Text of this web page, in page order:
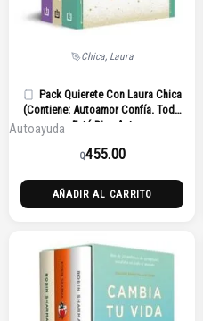
Chica, Laura
Pack Quierete Con Laura Chica
(Contiene: Autoamor Confía. Todo
Está Bien Aut
Autoayuda
Q455.00
AÑADIR AL CARRITO